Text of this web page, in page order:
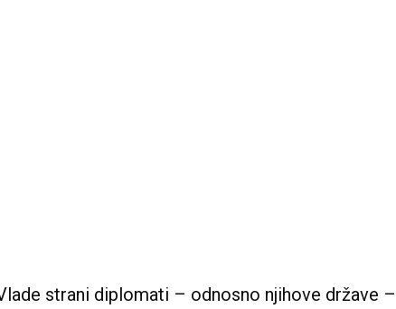
strani diplomati – odnosno njihove države –